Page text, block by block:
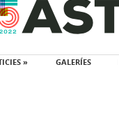
» GALERÍES